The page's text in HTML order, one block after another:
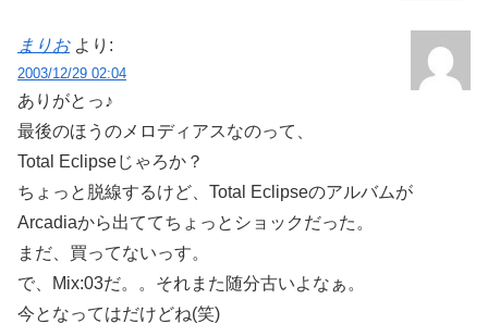
まりお より:
2003/12/29 02:04
ありがとっ♪
最後のほうのメロディアスなのって、
Total Eclipseじゃろか？
ちょっと脱線するけど、Total Eclipseのアルバムが
Arcadiaから出ててちょっとショックだった。
まだ、買ってないっす。
で、Mix:03だ。。それまた随分古いよなぁ。
今となってはだけどね(笑)